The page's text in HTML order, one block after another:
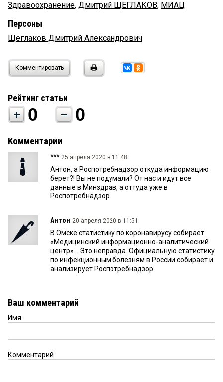
Здравоохранение, Дмитрий ЩЕГЛАКОВ, МИАЦ
Персоны
Щеглаков Дмитрий Александрович
Комментировать
Рейтинг статьи
0 0
Комментарии
*** 25 апреля 2020 в 11:48:
Антон, а Роспотребнадзор откуда информацию
берет?! Вы не подумали? От нас и идут все
данные в Минздрав, а оттуда уже в
Роспотребнадзор.
Антон 20 апреля 2020 в 11:51:
В Омске статистику по коронавирусу собирает
«Медицинский информационно-аналитический
центр»....Это неправда. Официальную статистику
по инфекционным болезням в России собирает и
анализирует Роспотребнадзор.
Ваш комментарий
Имя
Комментарий